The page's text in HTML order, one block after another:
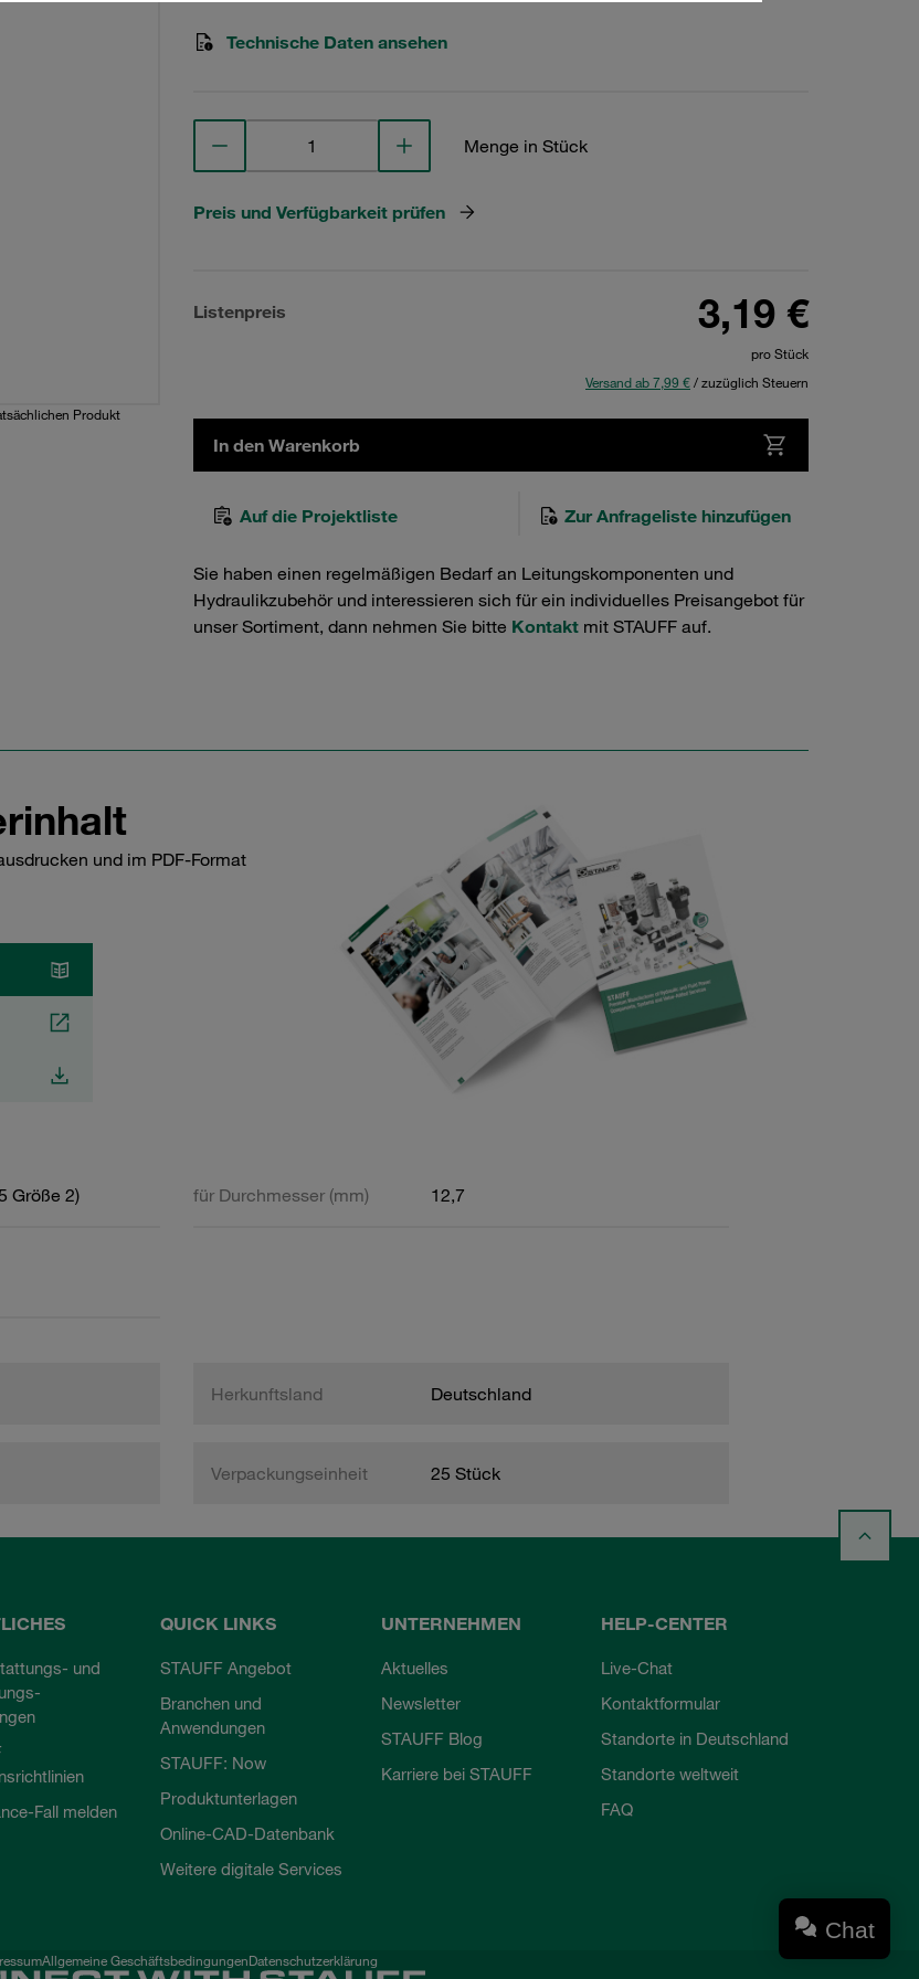
Produkt
Technische Daten ansehen
Menge in Stück
Preis und Verfügbarkeit prüfen
Listenpreis 3,19 €
pro Stück
Versand ab 7,99 €/ zuzüglich Steuern
In den Warenkorb
Auf die Projektliste Zur Anfrageliste hinzufügen
Sie haben einen regelmäßigen Bedarf an Leitungskomponenten und
Hydraulikzubehör und interessieren sich für ein individuelles Preisangebot für
unser Sortiment, dann nehmen Sie bitte Kontakt mit STAUFF auf.
und im PDF-Format
Größe 2) für Durchmesser (mm) 12,7
Herkunftsland Deutschland
Verpackungseinheit 25 Stück
und
Fall melden
QUICK LINKS
STAUFF Angebot
Branchen und
Anwendungen
STAUFF: Now
Produktunterlagen
Online-CAD-Datenbank
Weitere digitale Services
UNTERNEHMEN
Aktuelles
Newsletter
STAUFF Blog
Karriere bei STAUFF
HELP-CENTER
Live-Chat
Kontaktformular
Standorte in Deutschland
Standorte weltweit
FAQ
Allgemeine GeschäftsbedingungenDatenschutzerklärung
Chat